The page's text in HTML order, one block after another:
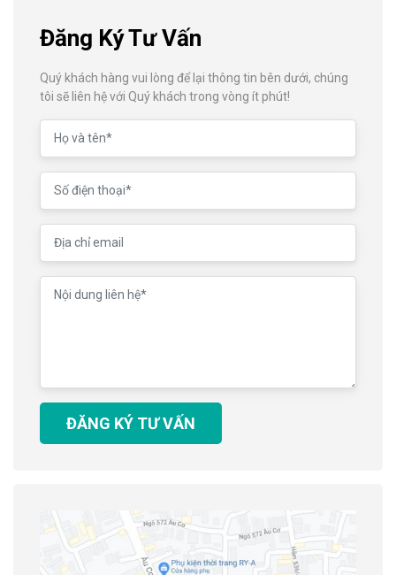
Đăng Ký Tư Vấn
Quý khách hàng vui lòng để lại thông tin bên dưới, chúng
tôi sẽ liên hệ với Quý khách trong vòng ít phút!
ĐĂNG KÝ TƯ VẤN